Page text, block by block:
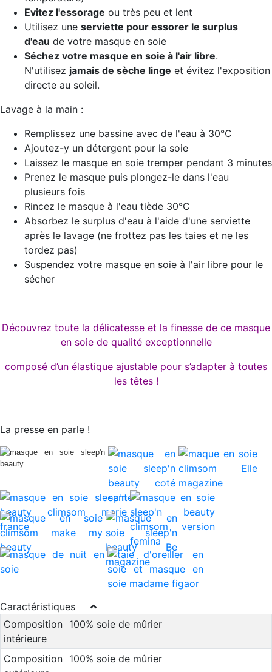
Evitez l'essorage ou très peu et lent
Utilisez une serviette pour essorer le surplus
d'eau de votre masque en soie
Séchez votre masque en soie à l'air libre.
N'utilisez jamais de sèche linge et évitez l'exposition
directe au soleil.
Lavage à la main :
Remplissez une bassine avec de l'eau à 30°C
Ajoutez-y un détergent pour la soie
Laissez le masque en soie tremper pendant 3 minutes
Prenez le masque puis plongez-le dans l'eau
plusieurs fois
Rincez le masque à l'eau tiède 30°C
Absorbez le surplus d'eau à l'aide d'une serviette
après le lavage (ne frottez pas les taies et ne les
tordez pas)
Suspendez votre masque en soie à l'air libre pour le
sécher
Découvrez toute la délicatesse et la finesse de ce masque
en soie de qualité exceptionnelle
composé d’un élastique ajustable pour s’adapter à toutes
les têtes !
La presse en parle !
Caractéristiques
Composition
intérieure
100% soie de mûrier
Composition
100% soie de mûrier